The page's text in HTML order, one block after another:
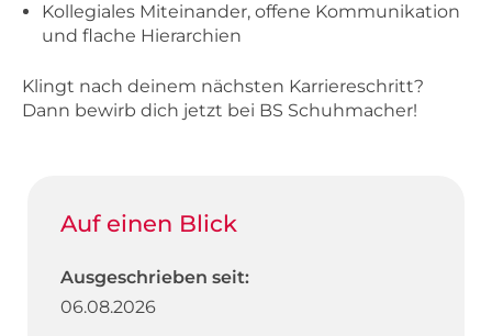
Kollegiales Miteinander, offene Kommunikation
und flache Hierarchien
Klingt nach deinem nächsten Karriereschritt?
Dann bewirb dich jetzt bei BS Schuhmacher!
Auf einen Blick
Ausgeschrieben seit:
06.08.2026